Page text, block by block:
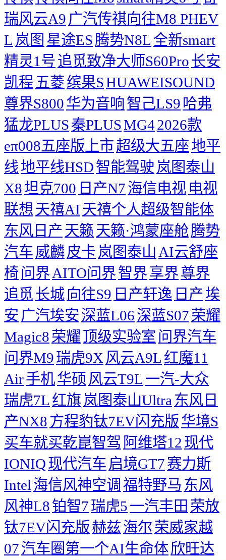
瑞风云A9 广汽传祺向往M8 PHEV
L 岚图 星途ES腾势N8L 全新smart
精灵1号追觅致净大师S60Pro长安
凯程 五菱缤果SHUAWEISOUND
尊界S800华为音响智己LS9 哈弗
猛龙PLUS秦PLUSMG42026款
eπ008五座版上市超级大五座地平
线地平线HSD智能驾驶 岚图泰山
X8坦克700 日产N7海信电视 电视
联想 天禧AI 天禧个人超级智能体
东风日产 天籁 天籁·鸿蒙座舱腾势
汽车 威麟皮卡 岚图泰山 AI云舒座
椅问界 AITO问界智界享界尊界
追觅长城向往S9 日产轩逸 日产埃
安 广汽埃安深蓝L06深蓝S07荣耀
Magic8荣耀顶级实验室 问界汽车
问界M9瑞虎9X 风云A9L 红魔11
Air手机华硕 风云T9L 一汽-大众
瑞虎7L 红旗 岚图泰山Ultra 东风日
产NX8 方程豹钛7EV闪充版华境S
买车就买乾崑智驾 阿维塔12 现代
IONIQ现代汽车 启境GT7赛力斯
Intel 海信风神空调 福特野马 东风
风神L8铂智7瑞虎5一汽丰田 荣放
钛7EV闪充版赫兹海尔荣威家越
07汽车圈第一个AI生命体欣旺达